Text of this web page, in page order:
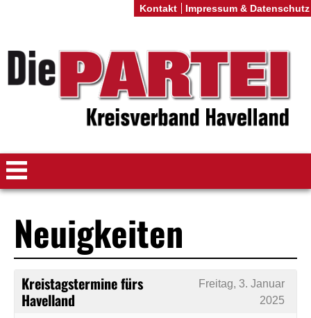
Neuigkeiten
Kreistagstermine fürs
Havelland
Freitag, 3. Januar
2025
Kontakt Impressum & Datenschutz